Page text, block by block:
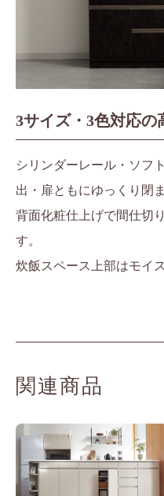
3サイズ・3色対応の
シリンダーレール・ソフ
出・扉ともにゆっくり閉
背面化粧仕上げで間仕切
す。
炊飯スペース上部はモイス
関連商品